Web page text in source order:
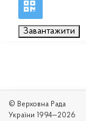
Завантажити
© Верховна Рада
України 1994—2026